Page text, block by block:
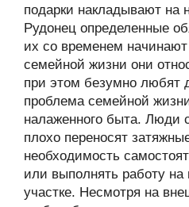
подарки накладывают на
Рудонец определенные
их со временем начинают
семейной жизни они
при этом безумно любят
проблема семейной
налаженного быта. Люди
плохо переносят
необходимость
или выполнять работу на
участке. Несмотря на